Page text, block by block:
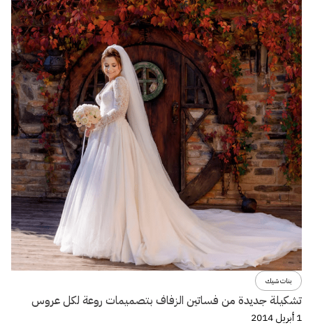
بنات شيك
تشكيلة جديدة من فساتين الزفاف بتصميمات روعة لكل عروس
1 أبريل 2014